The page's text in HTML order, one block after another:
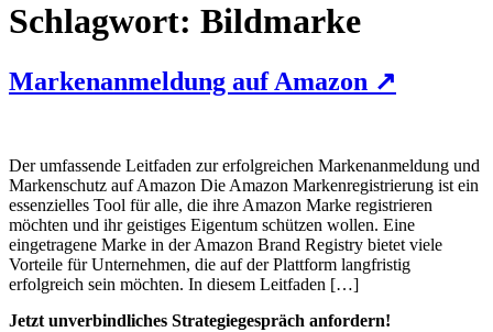
Schlagwort: Bildmarke
Markenanmeldung auf Amazon ↗️
Der umfassende Leitfaden zur erfolgreichen Markenanmeldung und
Markenschutz auf Amazon Die Amazon Markenregistrierung ist ein
essenzielles Tool für alle, die ihre Amazon Marke registrieren
möchten und ihr geistiges Eigentum schützen wollen. Eine
eingetragene Marke in der Amazon Brand Registry bietet viele
Vorteile für Unternehmen, die auf der Plattform langfristig
erfolgreich sein möchten. In diesem Leitfaden […]
Jetzt unverbindliches Strategiegespräch anfordern!